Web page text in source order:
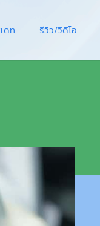
ดท รีวิว/วิดิโอ